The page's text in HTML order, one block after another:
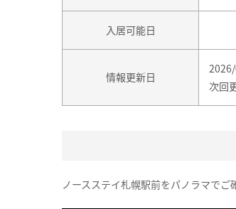
入居可能日
情報更新日
次回
ノースステイ札幌駅前をパノラマでご